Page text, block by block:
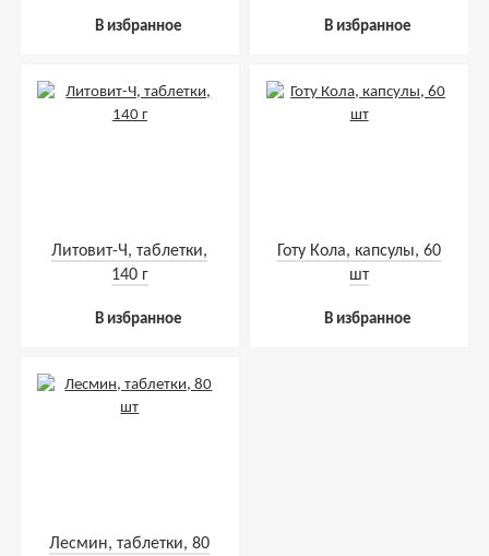
В избранное В избранное
Литовит-Ч, таблетки,
140 г
В избранное
Готу Кола, капсулы, 60
шт
В избранное
Лесмин, таблетки, 80